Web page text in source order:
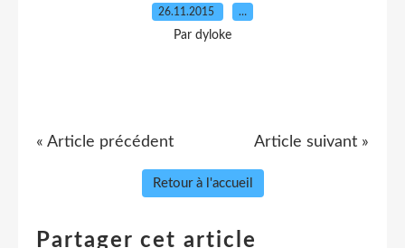
26.11.2015 …
Par dyloke
« Article précédent Article suivant »
Retour à l'accueil
Partager cet article